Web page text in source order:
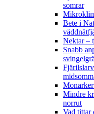
somrar
Bete i
Nektar –
Snabb
Mindre
norrut
Vad tittar